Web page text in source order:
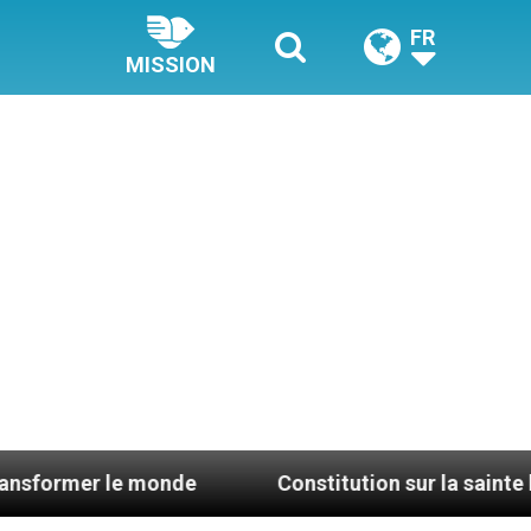
MISSION
FR
Constitution sur la sainte liturgie